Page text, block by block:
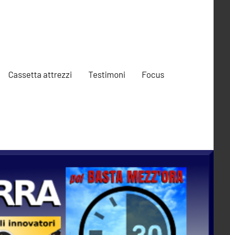
Cassetta attrezzi Testimoni Focus